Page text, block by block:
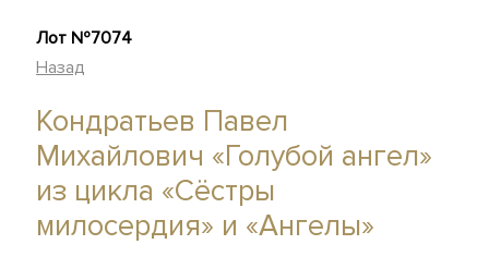
Лот №7074
Назад
Кондратьев Павел
Михайлович «Голубой ангел»
из цикла «Сёстры
милосердия» и «Ангелы»